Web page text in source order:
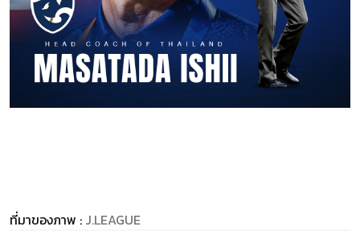
ที่มาของภาพ : J.LEAGUE